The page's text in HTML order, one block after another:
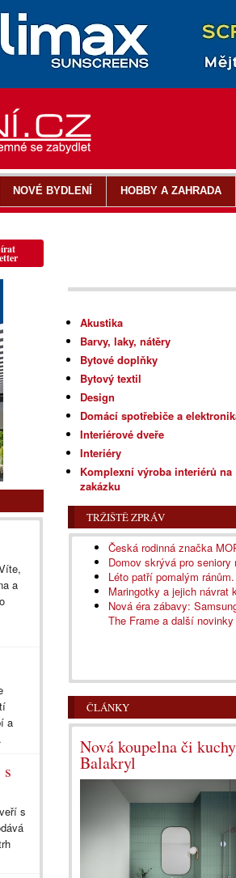
Akustika
Barvy, laky, nátěry
Bytové doplňky
Bytový textil
Design
Domácí spotřebiče a
Interiérové dveře
Interiéry
Komplexní výroba interiérů na
zakázku
TRŽIŠTĚ ZPRÁV
Česká rodinná značka
Domov skrývá pro
Léto patří pomalým
Maringotky a jejich návrat
Nová éra zábavy:
The Frame a další novinky
ČLÁNKY
Nová koupelna či
Balakryl
a
a
s
NOVÉ BYDLENÍ HOBBY A ZAHRADA